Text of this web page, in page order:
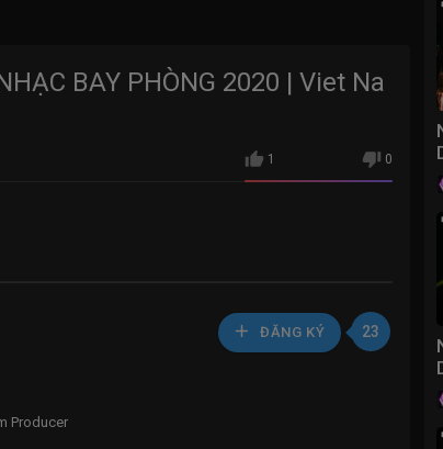
BAY PHÒNG 2020 | Viet Na
1 0
ĐĂNG KÝ 23
Producer